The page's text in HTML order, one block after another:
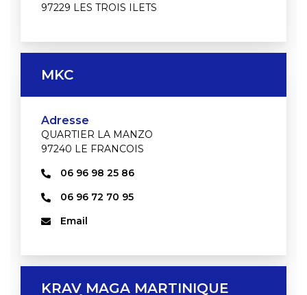
97229 LES TROIS ILETS
MKC
Adresse
QUARTIER LA MANZO
97240 LE FRANCOIS
06 96 98 25 86
06 96 72 70 95
Email
KRAV MAGA MARTINIQUE